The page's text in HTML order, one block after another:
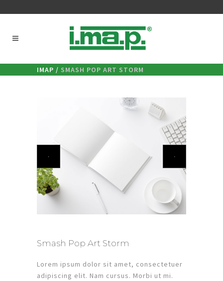
IMAP / SMASH POP ART STORM
Smash Pop Art Storm
Lorem ipsum dolor sit amet, consectetuer
adipiscing elit. Nam cursus. Morbi ut mi.